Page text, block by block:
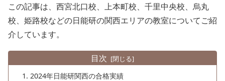
この記事は、西宮北口校、上本町校、千里中央校、烏丸
校、姫路校などの日能研の関西エリアの教室についてご紹
介しています。
目次
2024年日能研関西の合格実績